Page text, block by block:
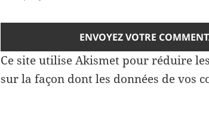
Ce site utilise Akismet pour réduire
sur la façon dont les données de vos